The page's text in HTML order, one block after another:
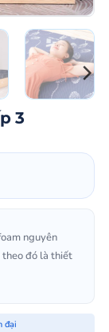
3
nguyên
theo đó là thiết
đại